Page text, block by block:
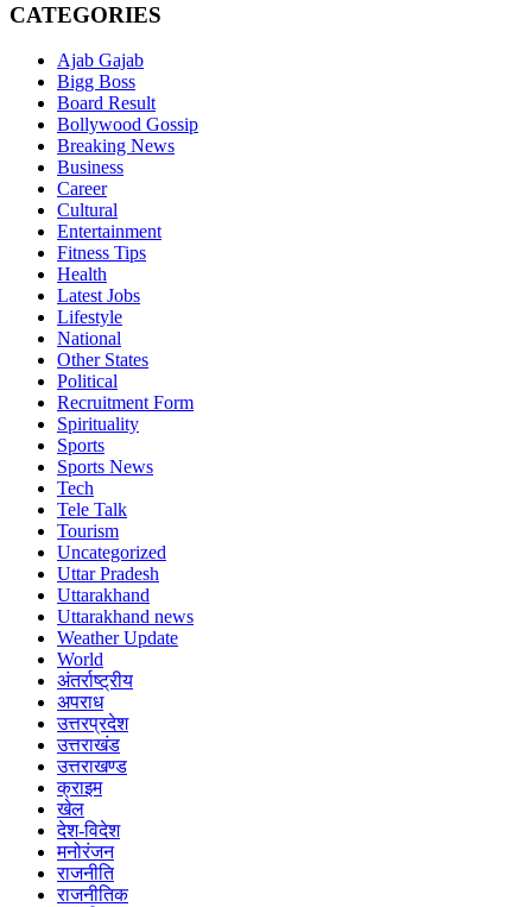
CATEGORIES
Ajab Gajab
Bigg Boss
Board Result
Bollywood Gossip
Breaking News
Business
Career
Cultural
Entertainment
Fitness Tips
Health
Latest Jobs
Lifestyle
National
Other States
Political
Recruitment Form
Spirituality
Sports
Sports News
Tech
Tele Talk
Tourism
Uncategorized
Uttar Pradesh
Uttarakhand
Uttarakhand news
Weather Update
World
अंतर्राष्ट्रीय
अपराध
उत्तरप्रदेश
उत्तराखंड
उत्तराखण्ड
क्राइम
खेल
देश-विदेश
मनोरंजन
राजनीति
राजनीतिक